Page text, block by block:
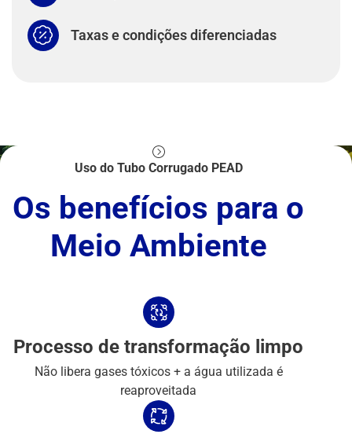
Taxas e condições diferenciadas
Uso do Tubo Corrugado PEAD
Os benefícios para o
Meio Ambiente
Processo de transformação limpo
Não libera gases tóxicos + a água utilizada é
reaproveitada